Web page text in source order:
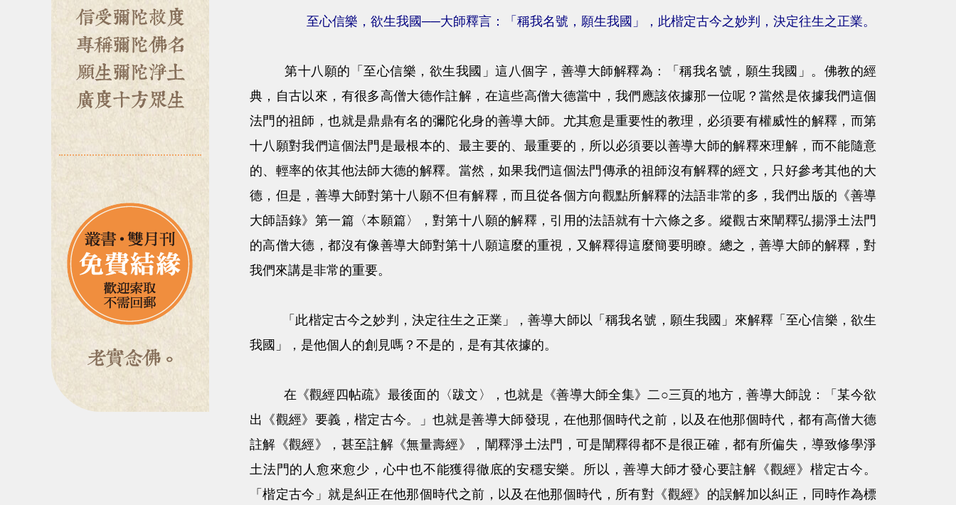
至心信樂，欲生我國──大師釋言：「稱我名號，願生我國」，此楷定古今之妙判，決定往生之正業。
第十八願的「至心信樂，欲生我國」這八個字，善導大師解釋為：「稱我名號，願生我國」。佛教的經
典，自古以來，有很多高僧大德作註解，在這些高僧大德當中，我們應該依據那一位呢？當然是依據我們這個
法門的祖師，也就是鼎鼎有名的彌陀化身的善導大師。尤其愈是重要性的教理，必須要有權威性的解釋，而第
十八願對我們這個法門是最根本的、最主要的、最重要的，所以必須要以善導大師的解釋來理解，而不能隨意
的、輕率的依其他法師大德的解釋。當然，如果我們這個法門傳承的祖師沒有解釋的經文，只好參考其他的大
德，但是，善導大師對第十八願不但有解釋，而且從各個方向觀點所解釋的法語非常的多，我們出版的《善導
大師語錄》第一篇〈本願篇〉，對第十八願的解釋，引用的法語就有十六條之多。縱觀古來闡釋弘揚淨土法門
的高僧大德，都沒有像善導大師對第十八願這麼的重視，又解釋得這麼簡要明瞭。總之，善導大師的解釋，對
我們來講是非常的重要。
「此楷定古今之妙判，決定往生之正業」，善導大師以「稱我名號，願生我國」來解釋「至心信樂，欲生
我國」，是他個人的創見嗎？不是的，是有其依據的。
在《觀經四帖疏》最後面的〈跋文〉，也就是《善導大師全集》二○三頁的地方，善導大師說：「某今欲
出《觀經》要義，楷定古今。」也就是善導大師發現，在他那個時代之前，以及在他那個時代，都有高僧大德
註解《觀經》，甚至註解《無量壽經》，闡釋淨土法門，可是闡釋得都不是很正確，都有所偏失，導致修學淨
土法門的人愈來愈少，心中也不能獲得徹底的安穩安樂。所以，善導大師才發心要註解《觀經》楷定古今。
「楷定古今」就是糾正在他那個時代之前，以及在他那個時代，所有對《觀經》的誤解加以糾正，同時作為標